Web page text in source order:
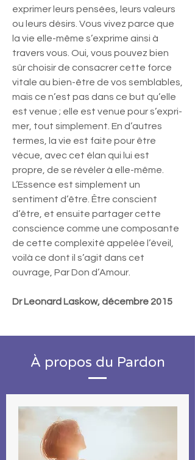
exprimer leurs pensées, leurs valeurs
ou leurs désirs. Vous vivez parce que
la vie elle-même s’exprime ainsi à
travers vous. Oui, vous pouvez bien
sûr choisir de consacrer cette force
vitale au bien-être de vos semblables,
mais ce n’est pas dans ce but qu’elle
est venue ; elle est venue pour s’expri-
mer, tout simplement. En d’autres
termes, la vie est faite pour être
vécue, avec cet élan qui lui est
propre, de se révéler à elle-même.
L’Essence est simplement un
sentiment d’être. Être conscient
d’être, et ensuite partager cette
conscience comme une composante
de cette complexité appelée l’éveil,
voilà ce dont il s’agit dans cet
ouvrage, Par Don d’Amour.
Dr Leonard Laskow, décembre 2015
À propos du Pardon